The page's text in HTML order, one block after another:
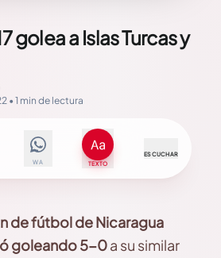
golea a Islas Turcas y
• 1 min de lectura
WA TEXTO
ESCUCHAR
de fútbol de Nicaragua
goleando 5-0a su similar